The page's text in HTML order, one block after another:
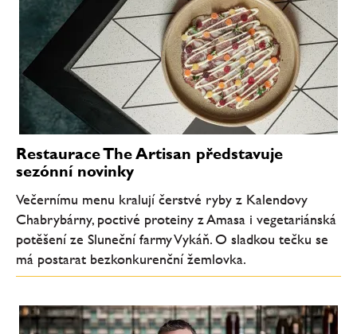
Restaurace The Artisan představuje
sezónní novinky
Večernímu menu kralují čerstvé ryby z Kalendovy
Chabrybárny, poctivé proteiny z Amasa i vegetariánská
potěšení ze Sluneční farmy Vykáň. O sladkou tečku se
má postarat bezkonkurenční žemlovka.